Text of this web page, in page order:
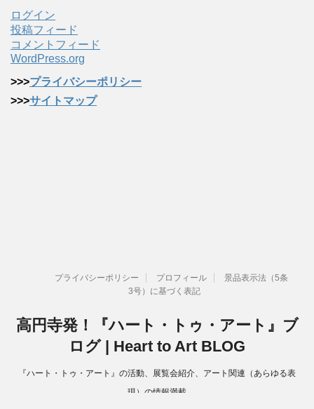
ログイン
投稿フィード
コメントフィード
WordPress.org
>>>プライバシーポリシー
>>>サイトマップ
プライバシーポリシー プロフィール
景品表示法（5条
3号）に基づく表記
高円寺発！『ハート・トゥ・アート』ブ
ログ | Heart to Art BLOG
『ハート・トゥ・アート』の活動、展覧会紹介、アート関連（あらゆる表
現）の情報満載